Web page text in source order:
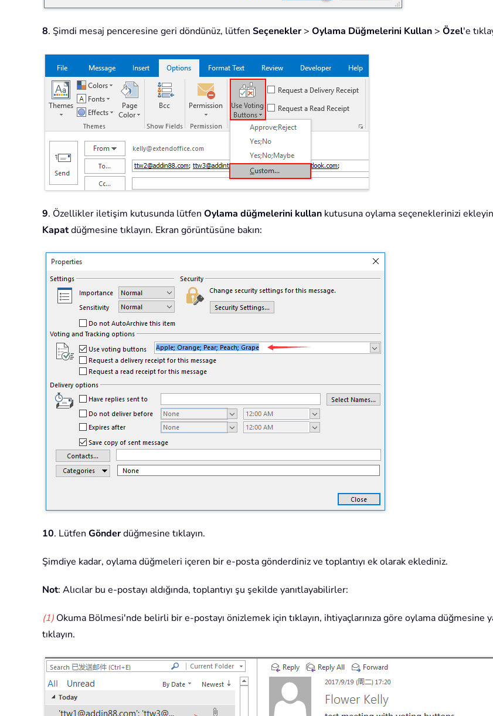
8. Şimdi mesaj penceresine geri döndünüz, lütfen Seçenekler> Oylama Düğmelerini Kullan > Özel'e
9. Özellikler iletişim kutusunda lütfen Oylama düğmelerini kullan kutusuna oylama seçeneklerinizi
Kapatdüğmesine tıklayın. Ekran görüntüsüne bakın:
10. Lütfen Gönderdüğmesine tıklayın.
Şimdiye kadar, oylama düğmeleri içeren bir e-posta gönderdiniz ve toplantıyı ek olarak eklediniz.
Not: Alıcılar bu e-postayı aldığında, toplantıyı şu şekilde yanıtlayabilirler:
(1) Okuma Bölmesi'nde belirli bir e-postayı önizlemek için tıklayın, ihtiyaçlarınıza göre oylama düğmesine
tıklayın.